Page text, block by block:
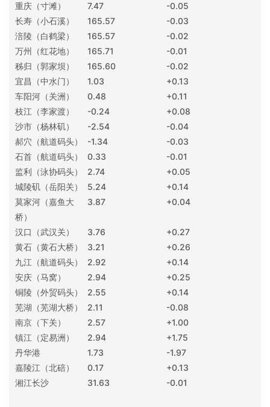
重庆（寸滩）
7.47
-0.05
长寿（小石溪）
165.57
-0.03
涪陵（白鹤梁）
165.57
-0.02
万州（红花地）
165.71
-0.01
秭归（郭家坝）
165.60
-0.02
宜昌（中水门）
1.03
+0.13
车阳河（关洲）
0.48
+0.11
枝江（李家渡）
-0.24
+0.08
沙市（杨林矶）
-2.54
-0.04
郝穴（航道码头）
-1.34
-0.03
石首（航道码头）
0.33
-0.01
监利（泳协码头）
2.74
+0.05
城陵矶（岳阳关）
5.24
+0.14
莫家河（嘉鱼大
桥）
3.87 +0.04
汉口（武汉关） 3.76
+0.27
黄石（黄石大桥）
3.21
+0.26
九江（航道码头）
2.92
+0.14
安庆（马窝）
2.94
+0.25
铜陵（外贸码头）
2.55
+0.14
芜湖（芜湖大桥）
2.11
-0.08
南京（下关）
2.57
+1.00
镇江（定易洲）
2.94
+1.75
丹华港
1.73
-1.97
嘉陵江（北碚）
0.17
+0.13
湘江长沙
31.63 -0.01